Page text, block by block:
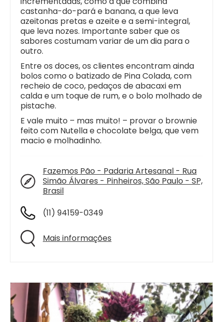
castanha-do-pará e banana, a que leva
azeitonas pretas e azeite e a semi-integral,
que leva nozes. Importante saber que os
sabores costumam variar de um dia para o
outro.
Entre os doces, os clientes encontram ainda
bolos como o batizado de Pina Colada, com
recheio de coco, pedaços de abacaxi em
calda e um toque de rum, e o bolo molhado de
pistache.
E vale muito – mas muito! – provar o brownie
feito com Nutella e chocolate belga, que vem
macio e molhadinho.
Fazemos Pão - Padaria Artesanal - Rua
Simão Álvares - Pinheiros, São Paulo - SP,
Brasil
(11) 94159-0349
Mais informações